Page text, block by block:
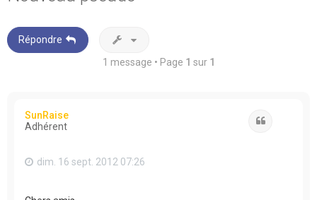
Répondre
1 message • Page 1 sur 1
SunRaise
Adhérent
dim. 16 sept. 2012 07:26